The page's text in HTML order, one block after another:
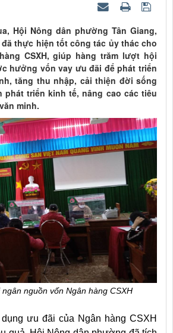
Hội Nông dân phường Tân Giang,
thực hiện tốt công tác ủy thác cho
CSXH, giúp hàng trăm lượt hội
hưởng vốn vay ưu đãi để phát triển
tăng thu nhập, cải thiện đời sống
phát triển kinh tế, nâng cao các tiêu
minh.
nguồn vốn Ngân hàng CSXH
ưu đãi của Ngân hàng CSXH